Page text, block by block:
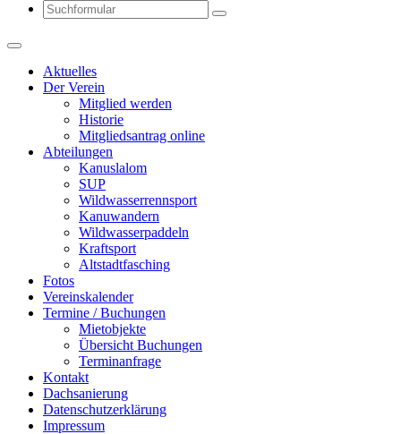
Search
Aktuelles
Der Verein
Mitglied werden
Historie
Mitgliedsantrag online
Abteilungen
Kanuslalom
SUP
Wildwasserrennsport
Kanuwandern
Wildwasserpaddeln
Kraftsport
Altstadtfasching
Fotos
Vereinskalender
Termine / Buchungen
Mietobjekte
Übersicht Buchungen
Terminanfrage
Kontakt
Dachsanierung
Datenschutzerklärung
Impressum